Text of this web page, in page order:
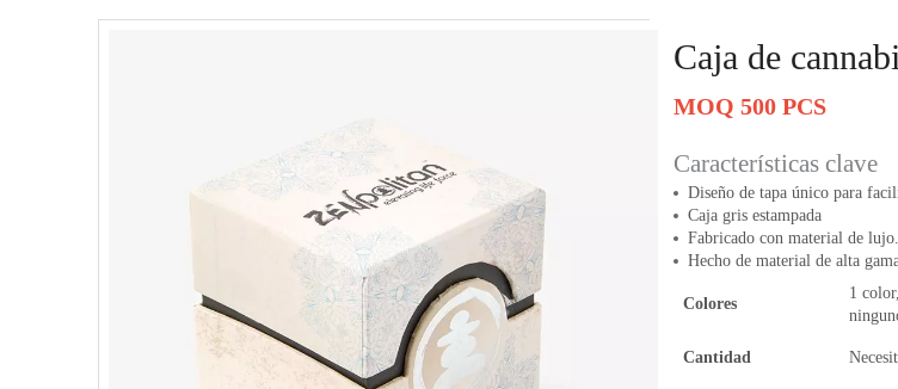
Caja de
MOQ 500 PCS
Características clave
Diseño de tapa único para
Caja gris estampada
Fabricado con material de lujo.
Hecho de material de alta
Colores
1
Cantidad